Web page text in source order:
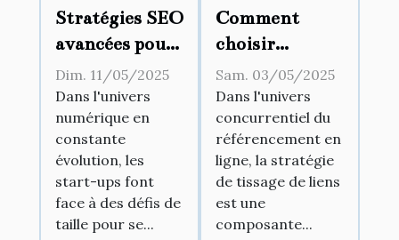
Stratégies SEO
avancées pour
les start-ups
en 2023
Dim. 11/05/2025
Dans l'univers
numérique en
constante
évolution, les
start-ups font
face à des défis de
taille pour se...
Comment
choisir
efficacement
vos liens pour
optimiser le
SEO
Sam. 03/05/2025
Dans l'univers
concurrentiel du
référencement en
ligne, la stratégie
de tissage de liens
est une
composante...